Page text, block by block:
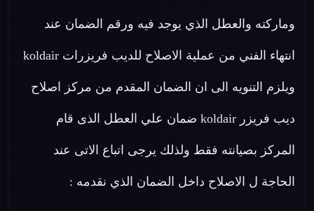
وماركته والعطل الذي يوجد فيه ورقم الضمان عند
انتهاء الفني من عملية الاصلاح للديب فريزرات koldair
ويلزم التنويه الى ان الضمان المقدم من مركز اصلاح
ديب فريزر koldair ضمان علي العطل الذى قام
المركز بصيانته فقط ولذلك يرجى اتباع الاتى عند
الحاجة ل الاصلاح داخل الضمان الذي نقدمه :